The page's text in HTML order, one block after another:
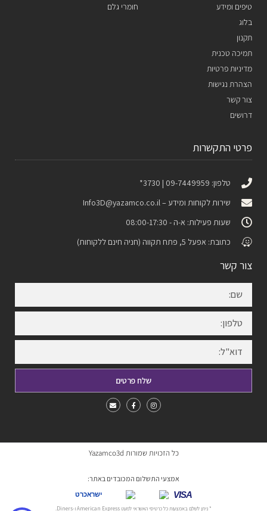
טיפים ומידע
בלוג
תקנון
תמיכה טכנית
מדיניות פרטיות
הצהרת נגישות
צור קשר
דרושים
חומרי גלם
פרטי התקשרות
טלפון: 09-7449959 | 3730*
שירות לקוחות ומידע –Info3D@yazamco.co.il
שעות פעילות: א-ה - 08:00-17:30
כתובת: אפעל 5, פתח תקווה (חניה חינם ללקוחות)
צור קשר
שלח פרטים
כל הזכויות שמורות Yazamco3d
אמצעי התשלום המכובדים באתר:
VISA
ישראכרט
* ניתן לשלם באמצעות כל כרטיסי האשראי למעט American Express ו-Diners.